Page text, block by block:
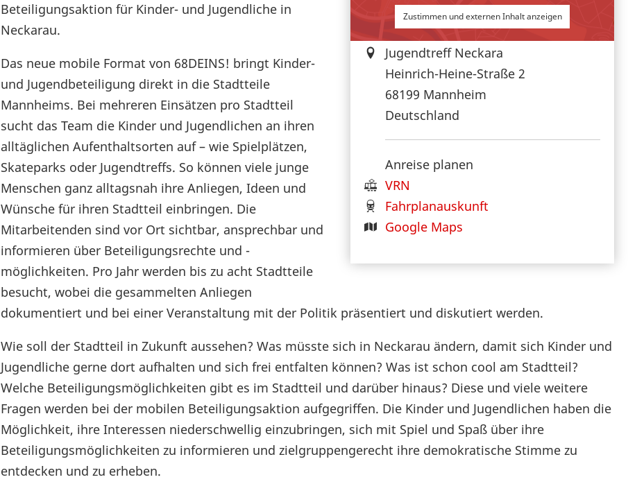
Zustimmen und externen Inhalt anzeigen
Jugendtreff Neckara
Heinrich-Heine-Straße 2
68199 Mannheim
Deutschland
Anreise planen
VRN
Fahrplanauskunft
Google Maps
Beteiligungsaktion für Kinder- und Jugendliche in
Neckarau.
Das neue mobile Format von 68DEINS! bringt Kinder-
und Jugendbeteiligung direkt in die Stadtteile
Mannheims. Bei mehreren Einsätzen pro Stadtteil
sucht das Team die Kinder und Jugendlichen an ihren
alltäglichen Aufenthaltsorten auf – wie Spielplätzen,
Skateparks oder Jugendtreffs. So können viele junge
Menschen ganz alltagsnah ihre Anliegen, Ideen und
Wünsche für ihren Stadtteil einbringen. Die
Mitarbeitenden sind vor Ort sichtbar, ansprechbar und
informieren über Beteiligungsrechte und -
möglichkeiten. Pro Jahr werden bis zu acht Stadtteile
besucht, wobei die gesammelten Anliegen
dokumentiert und bei einer Veranstaltung mit der Politik präsentiert und diskutiert werden.
Wie soll der Stadtteil in Zukunft aussehen? Was müsste sich in Neckarau ändern, damit sich Kinder und
Jugendliche gerne dort aufhalten und sich frei entfalten können? Was ist schon cool am Stadtteil?
Welche Beteiligungsmöglichkeiten gibt es im Stadtteil und darüber hinaus? Diese und viele weitere
Fragen werden bei der mobilen Beteiligungsaktion aufgegriffen. Die Kinder und Jugendlichen haben die
Möglichkeit, ihre Interessen niederschwellig einzubringen, sich mit Spiel und Spaß über ihre
Beteiligungsmöglichkeiten zu informieren und zielgruppengerecht ihre demokratische Stimme zu
entdecken und zu erheben.